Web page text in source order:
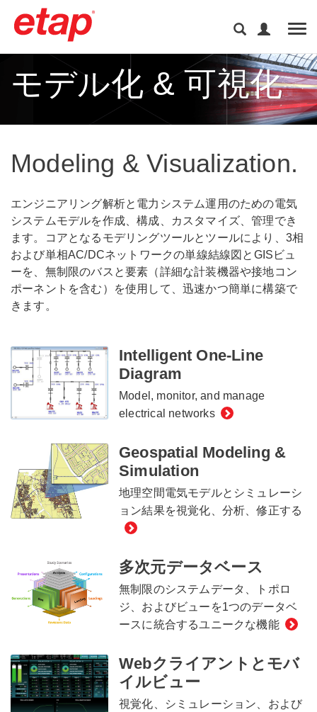
モデル化 & 可視化
Modeling & Visualization.
エンジニアリング解析と電力システム運用のための電気
システムモデルを作成、構成、カスタマイズ、管理でき
ます。コアとなるモデリングツールとツールにより、3相
および単相AC/DCネットワークの単線結線図とGISビュ
ーを、無制限のバスと要素（詳細な計装機器や接地コン
ポーネントを含む）を使用して、迅速かつ簡単に構築で
きます。
Intelligent One-Line
Diagram
Model, monitor, and manage
electrical networks
Geospatial Modeling &
Simulation
地理空間電気モデルとシミュレーシ
ョン結果を視覚化、分析、修正する
多次元データベース
無制限のシステムデータ、トポロ
ジ、およびビューを1つのデータベ
ースに統合するユニークな機能
Webクライアントとモバ
イルビュー
視覚化、シミュレーション、および